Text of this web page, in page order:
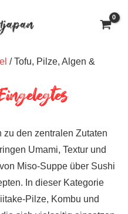
/ Tofu, Pilze, Algen &
zu den zentralen Zutaten
Umami, Textur und
Miso-Suppe über Sushi
In dieser Kategorie
Pilze, Kombu und